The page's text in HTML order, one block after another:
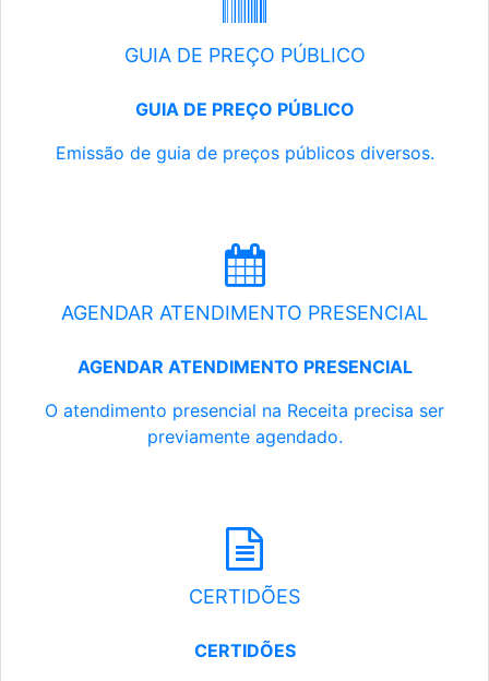
GUIA DE PREÇO PÚBLICO
GUIA DE PREÇO PÚBLICO
Emissão de guia de preços públicos diversos.
AGENDAR ATENDIMENTO PRESENCIAL
AGENDAR ATENDIMENTO PRESENCIAL
O atendimento presencial na Receita precisa ser
previamente agendado.
CERTIDÕES
CERTIDÕES